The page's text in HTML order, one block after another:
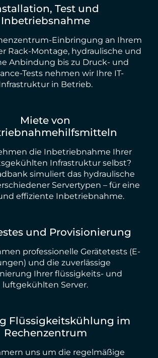
Test und
Inbetriebsnahme
Einbringung an Ihrem
Rack-Montage, hydraulische und
Anbindung bis zu Druck- und
Tests nehmen wir Ihre IT-
in Betrieb.
Miete von
die Inbetriebnahme Ihrer
Infrastruktur selbst?
simuliert das hydraulische
Servertypen – für eine
effiziente Inbetriebnahme.
und Provisionierung
professionelle Gerätetests (E-
und die zuverlässige
Ihrer flüssigkeits- und
luftgekühlten Server.
Flüssigkeitskühlung im
Rechenzentrum
uns um die regelmäßige